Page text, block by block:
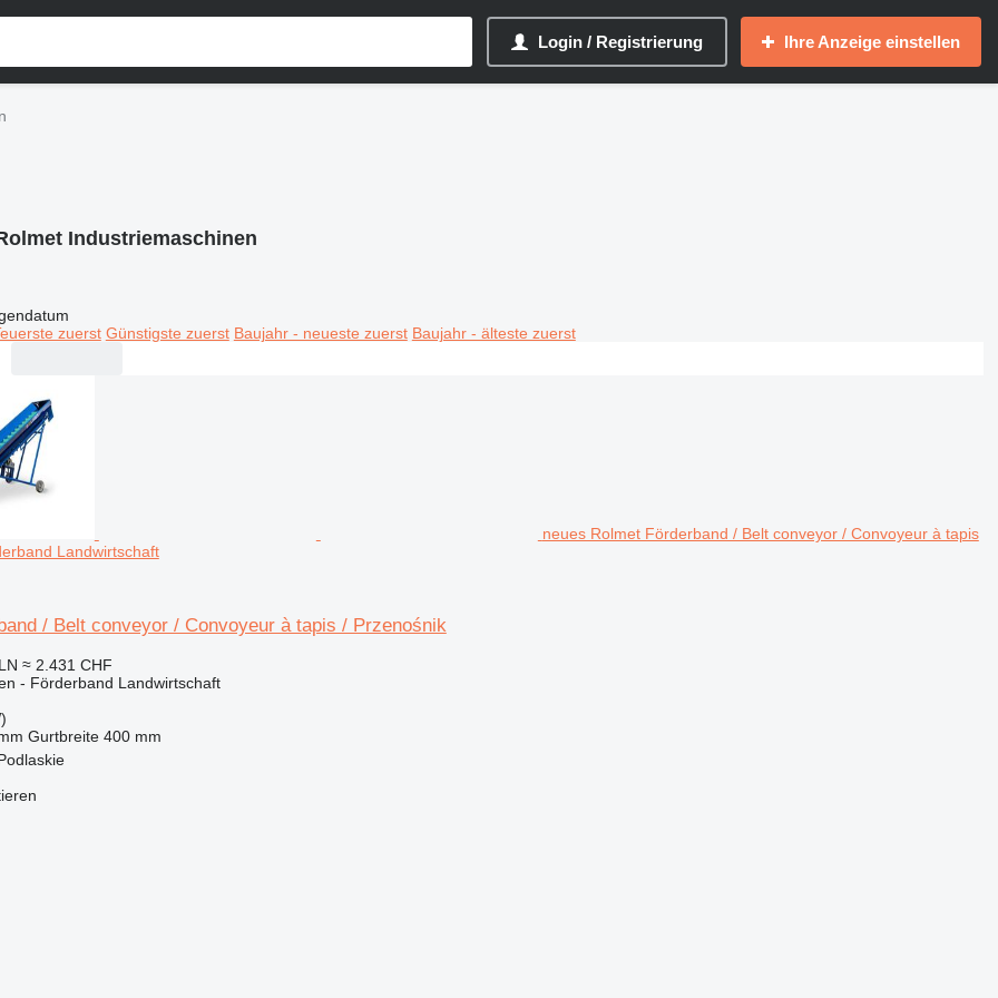
Login / Registrierung Ihre Anzeige einstellen
Industriemaschinen
zuerst Günstigste zuerst Baujahr - neueste zuerst Baujahr - älteste zuerst
neues Rolmet Förderband / Belt conveyor / Convoyeur à tapis
Landwirtschaft
/ Belt conveyor / Convoyeur à tapis / Przenośnik
≈ 2.431 CHF
- Förderband Landwirtschaft
Gurtbreite 400 mm